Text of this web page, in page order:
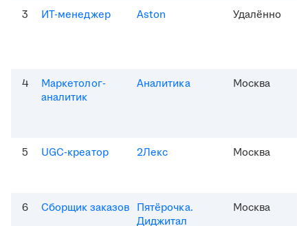
3 ИТ-менеджер Aston Удалённо
4
Маркетолог-
аналитик
Аналитика Москва
5 UGC-креатор 2Лекс Москва
6 Сборщик заказов Пятёрочка.
Диджитал
Москва